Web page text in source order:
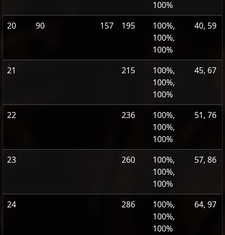
100%
20 90 157 195
100%,
100%,
100%
40, 59
21 215
100%,
100%,
100%
45, 67
22 236
100%,
100%,
100%
51, 76
23 260
100%,
100%,
100%
57, 86
24 286
100%,
100%,
100%
64, 97